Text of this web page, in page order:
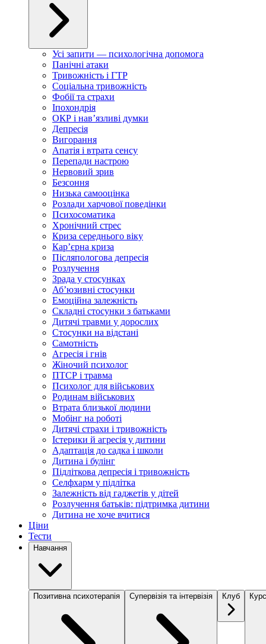
Усі запити — психологічна допомога
Панічні атаки
Тривожність і ГТР
Соціальна тривожність
Фобії та страхи
Іпохондрія
ОКР і навʼязливі думки
Депресія
Вигорання
Апатія і втрата сенсу
Перепади настрою
Нервовий зрив
Безсоння
Низька самооцінка
Розлади харчової поведінки
Психосоматика
Хронічний стрес
Криза середнього віку
Карʼєрна криза
Післяпологова депресія
Розлучення
Зрада у стосунках
Абʼюзивні стосунки
Емоційна залежність
Складні стосунки з батьками
Дитячі травми у дорослих
Стосунки на відстані
Самотність
Агресія і гнів
Жіночий психолог
ПТСР і травма
Психолог для військових
Родинам військових
Втрата близької людини
Мобінг на роботі
Дитячі страхи і тривожність
Істерики й агресія у дитини
Адаптація до садка і школи
Дитина і булінг
Підліткова депресія і тривожність
Селфхарм у підлітка
Залежність від гаджетів у дітей
Розлучення батьків: підтримка дитини
Дитина не хоче вчитися
Ціни
Тести
Навчання
Позитивна психотерапія Супервізія та інтервізія Клуб